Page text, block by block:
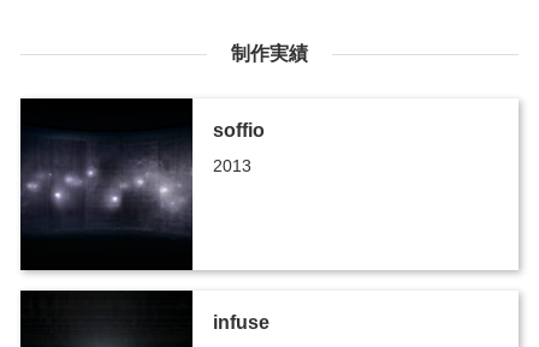
制作実績
soffio
2013
infuse